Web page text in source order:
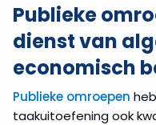
Publieke
dienst van
economisch
Publieke omroepen
taakuitoefening ook